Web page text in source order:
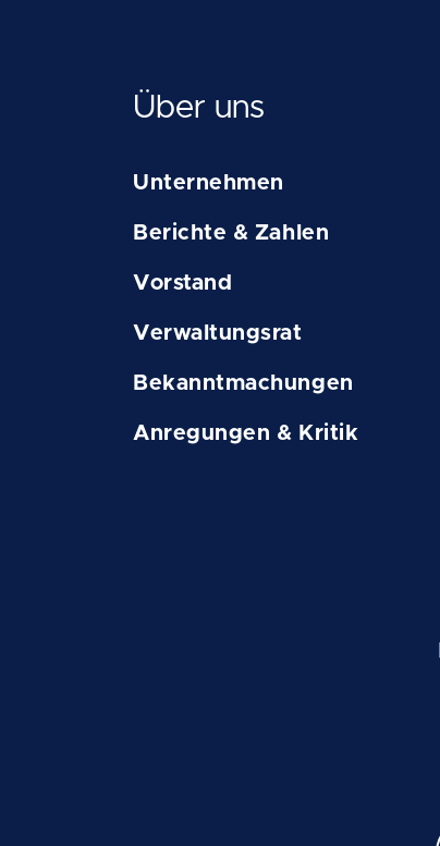
Über uns
Unternehmen
Berichte & Zahlen
Vorstand
Verwaltungsrat
Bekanntmachungen
Anregungen & Kritik